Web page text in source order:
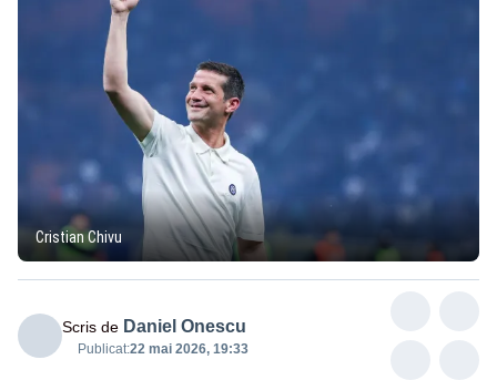
Cristian Chivu
Scris de Daniel Onescu
Publicat:22 mai 2026, 19:33